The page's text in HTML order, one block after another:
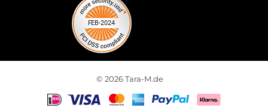
© 2026 Tara-M.de